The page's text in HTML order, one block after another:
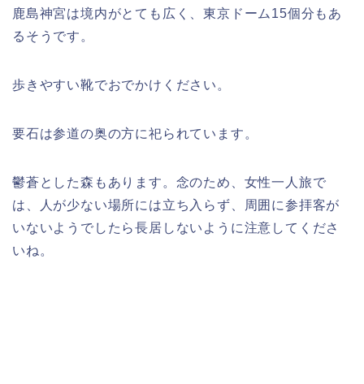
鹿島神宮は境内がとても広く、東京ドーム15個分もあ
るそうです。
歩きやすい靴でおでかけください。
要石は参道の奥の方に祀られています。
鬱蒼とした森もあります。念のため、女性一人旅で
は、人が少ない場所には立ち入らず、周囲に参拝客が
いないようでしたら長居しないように注意してくださ
いね。